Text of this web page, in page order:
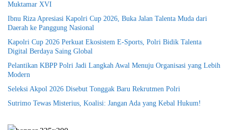
Muktamar XVI
Ibnu Riza Apresiasi Kapolri Cup 2026, Buka Jalan Talenta Muda dari
Daerah ke Panggung Nasional
Kapolri Cup 2026 Perkuat Ekosistem E-Sports, Polri Bidik Talenta
Digital Berdaya Saing Global
Pelantikan KBPP Polri Jadi Langkah Awal Menuju Organisasi yang Lebih
Modern
Seleksi Akpol 2026 Disebut Tonggak Baru Rekrutmen Polri
Sutrimo Tewas Misterius, Koalisi: Jangan Ada yang Kebal Hukum!